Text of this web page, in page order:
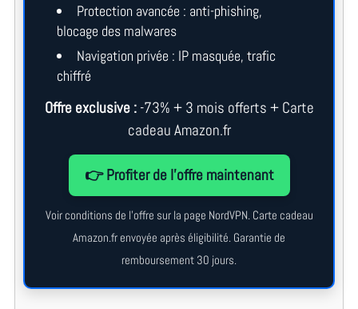
Protection avancée : anti-phishing,
blocage des malwares
Navigation privée : IP masquée, trafic
chiffré
Offre exclusive :-73% + 3 mois offerts + Carte
cadeau Amazon.fr
👉 Profiter de l’offre maintenant
Voir conditions de l’offre sur la page NordVPN. Carte cadeau
Amazon.fr envoyée après éligibilité. Garantie de
remboursement 30 jours.